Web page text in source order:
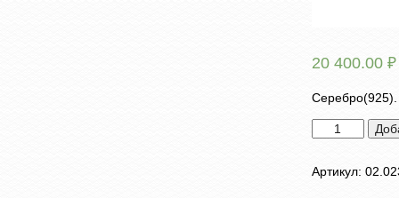
20 400.00 ₽
Количество
товара
Артикул: